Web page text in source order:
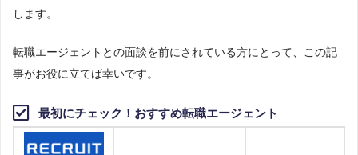
します。
転職エージェントとの面談を前にされている方にとって、この記
事がお役に立てば幸いです。
最初にチェック！おすすめ転職エージェント